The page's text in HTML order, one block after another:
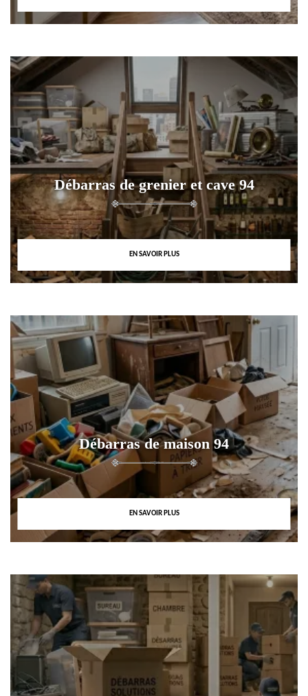
Débarras de grenier et cave 94
EN SAVOIR PLUS
Débarras de maison 94
EN SAVOIR PLUS